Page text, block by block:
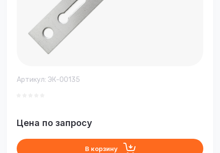
Артикул: ЭК-00135
Цена по запросу
В корзину